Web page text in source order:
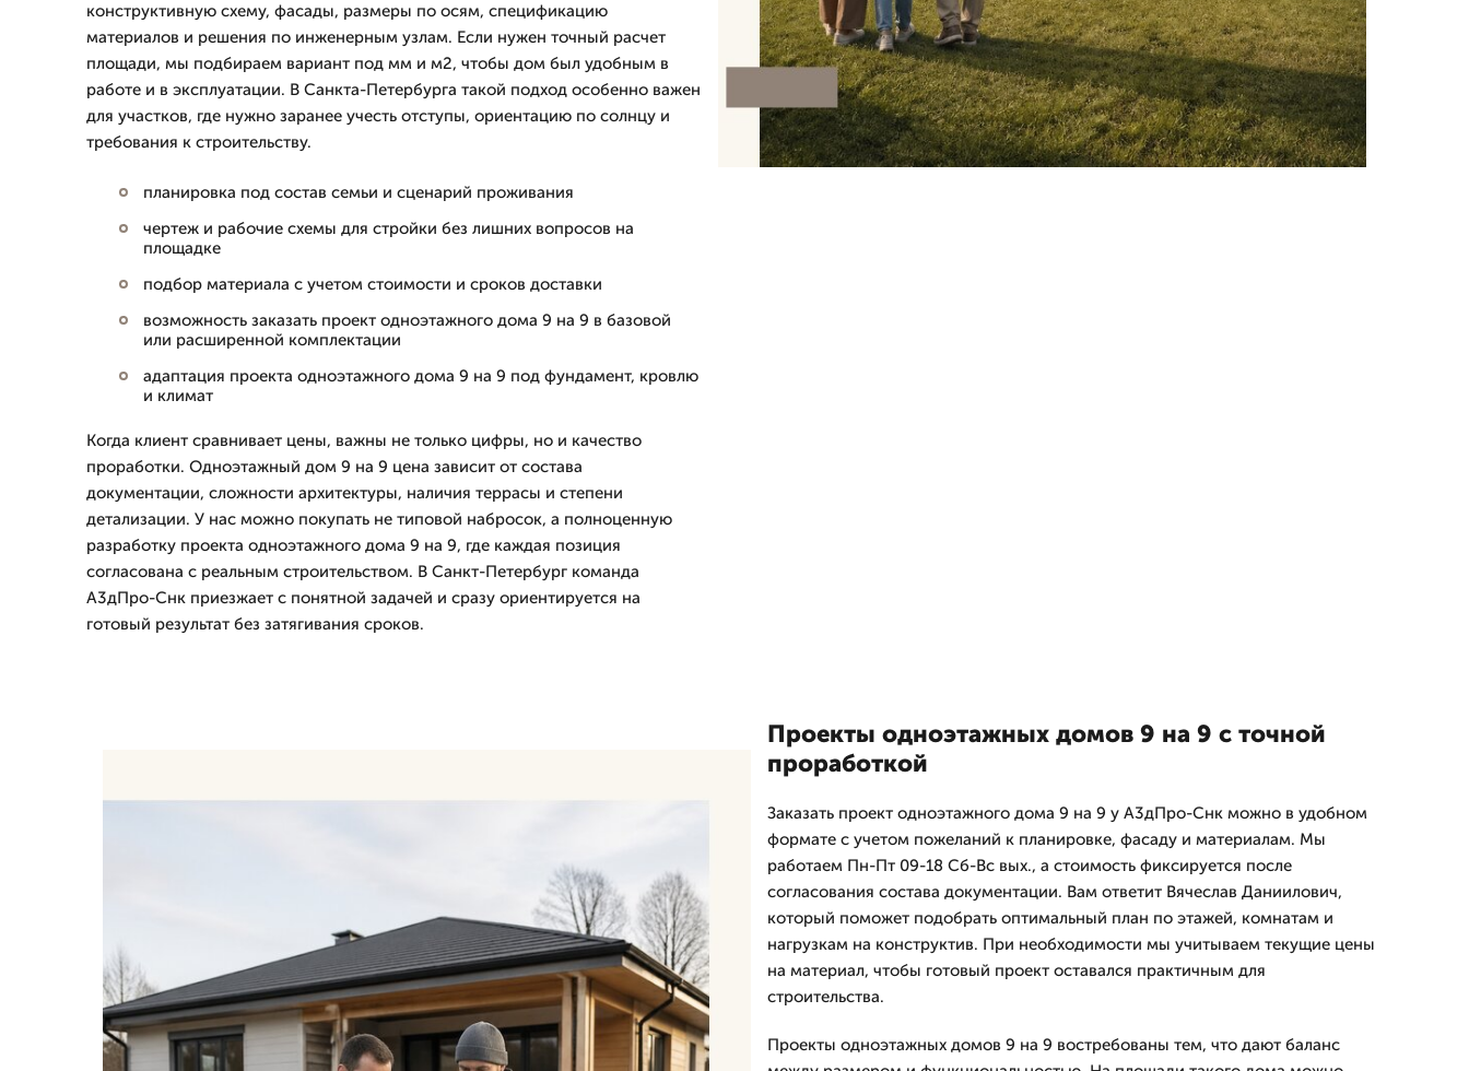
конструктивную схему, фасады, размеры по осям, спецификацию
материалов и решения по инженерным узлам. Если нужен точный расчет
площади, мы подбираем вариант под мм и м2, чтобы дом был удобным в
работе и в эксплуатации. В Санкта-Петербурга такой подход особенно важен
для участков, где нужно заранее учесть отступы, ориентацию по солнцу и
требования к строительству.
планировка под состав семьи и сценарий проживания
чертеж и рабочие схемы для стройки без лишних вопросов на
площадке
подбор материала с учетом стоимости и сроков доставки
возможность заказать проект одноэтажного дома 9 на 9 в базовой
или расширенной комплектации
адаптация проекта одноэтажного дома 9 на 9 под фундамент, кровлю
и климат
Когда клиент сравнивает цены, важны не только цифры, но и качество
проработки. Одноэтажный дом 9 на 9 цена зависит от состава
документации, сложности архитектуры, наличия террасы и степени
детализации. У нас можно покупать не типовой набросок, а полноценную
разработку проекта одноэтажного дома 9 на 9, где каждая позиция
согласована с реальным строительством. В Санкт-Петербург команда
А3дПро-Снк приезжает с понятной задачей и сразу ориентируется на
готовый результат без затягивания сроков.
Проекты одноэтажных домов 9 на 9 с точной
проработкой
Заказать проект одноэтажного дома 9 на 9 у А3дПро-Снк можно в удобном
формате с учетом пожеланий к планировке, фасаду и материалам. Мы
работаем Пн-Пт 09-18 Сб-Вс вых., а стоимость фиксируется после
согласования состава документации. Вам ответит Вячеслав Даниилович,
который поможет подобрать оптимальный план по этажей, комнатам и
нагрузкам на конструктив. При необходимости мы учитываем текущие цены
на материал, чтобы готовый проект оставался практичным для
строительства.
Проекты одноэтажных домов 9 на 9 востребованы тем, что дают баланс